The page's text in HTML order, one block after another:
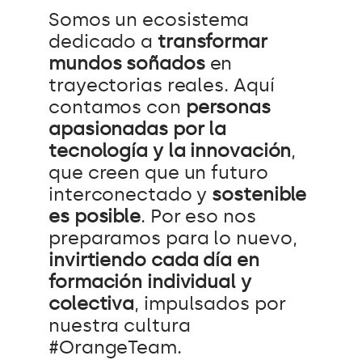
Somos un ecosistema
dedicado a transformar
mundos soñadosen
trayectorias reales. Aquí
contamos con personas
apasionadas por la
tecnología y la innovación,
que creen que un futuro
interconectado y sostenible
es posible. Por eso nos
preparamos para lo nuevo,
invirtiendo cada día en
formación individual y
colectiva, impulsados por
nuestra cultura
#OrangeTeam.